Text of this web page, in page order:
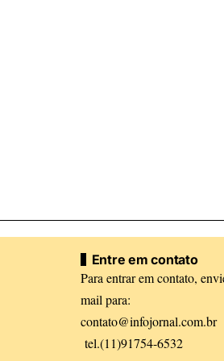
Entre em contato
Para entrar em contato,
mail para:
contato@infojornal.com.br
tel.(11)91754-6532